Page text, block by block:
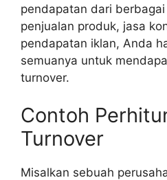
pendapatan dari
penjualan produk, jasa
pendapatan iklan, Anda
semuanya untuk
turnover.
Contoh
Turnover
Misalkan sebuah